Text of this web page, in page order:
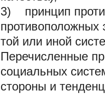
3) принцип
противоположных
той или иной
Перечисленные
социальных
стороны и